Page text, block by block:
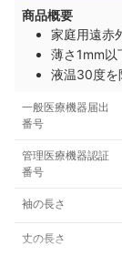
商品概要
家庭用遠赤
薄さ1mm以
液温30度を
一般医療機器届出
番号
管理医療機器認証
番号
袖の長さ
丈の長さ